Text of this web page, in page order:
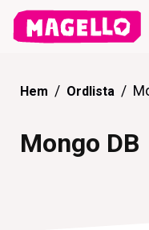
Hem Ordlista
Mongo DB